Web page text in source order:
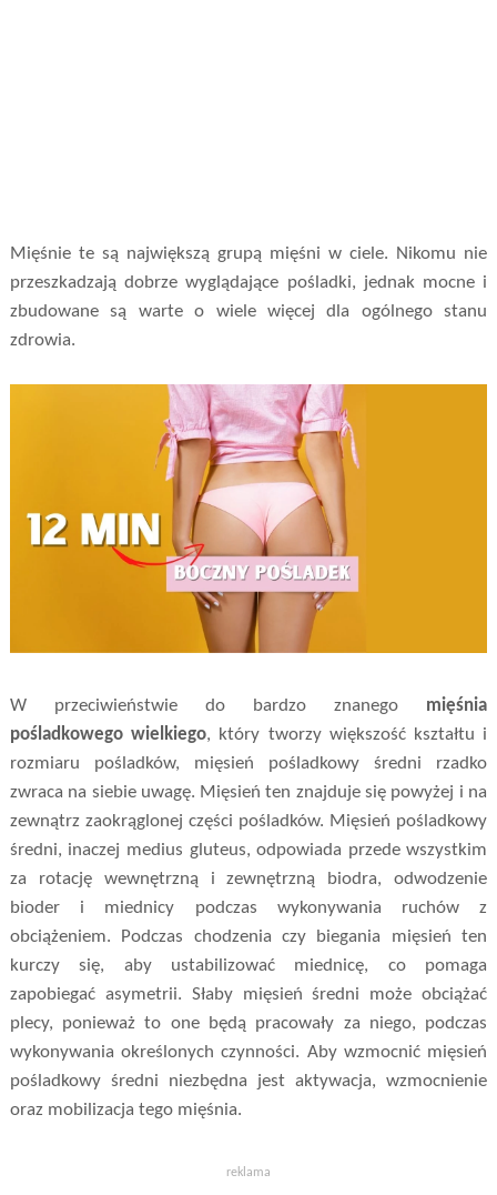
Mięśnie te są największą grupą mięśni w ciele. Nikomu nie
przeszkadzają dobrze wyglądające pośladki, jednak mocne i
zbudowane są warte o wiele więcej dla ogólnego stanu
zdrowia.
W przeciwieństwie do bardzo znanego mięśnia
pośladkowego wielkiego, który tworzy większość kształtu i
rozmiaru pośladków, mięsień pośladkowy średni rzadko
zwraca na siebie uwagę. Mięsień ten znajduje się powyżej i na
zewnątrz zaokrąglonej części pośladków. Mięsień pośladkowy
średni, inaczej medius gluteus, odpowiada przede wszystkim
za rotację wewnętrzną i zewnętrzną biodra, odwodzenie
bioder i miednicy podczas wykonywania ruchów z
obciążeniem. Podczas chodzenia czy biegania mięsień ten
kurczy się, aby ustabilizować miednicę, co pomaga
zapobiegać asymetrii. Słaby mięsień średni może obciążać
plecy, ponieważ to one będą pracowały za niego, podczas
wykonywania określonych czynności. Aby wzmocnić mięsień
pośladkowy średni niezbędna jest aktywacja, wzmocnienie
oraz mobilizacja tego mięśnia.
reklama